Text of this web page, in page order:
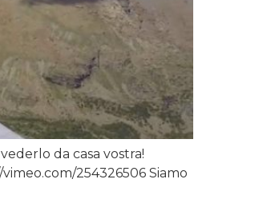
da casa vostra!
254326506 Siamo